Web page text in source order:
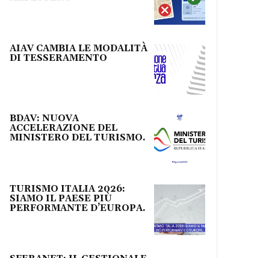
AIAV CAMBIA LE MODALITÀ
DI TESSERAMENTO
BDAV: NUOVA
ACCELERAZIONE DEL
MINISTERO DEL TURISMO.
TURISMO ITALIA 2026:
SIAMO IL PAESE PIÙ
PERFORMANTE D’EUROPA.